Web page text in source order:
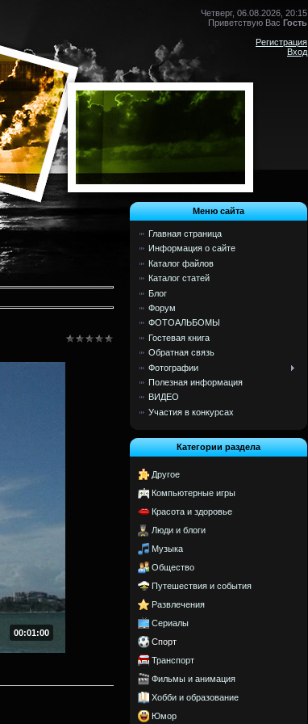
Четверг, 06.08.2026, 20:15
Приветствую Вас Гость
Регистрация
Вход
00:01:00
Меню сайта
Главная страница
Информация о сайте
Каталог файлов
Каталог статей
Блог
Форум
ФОТОАЛЬБОМЫ
Гостевая книга
Обратная связь
Фотографии
Полезная информация
ВИДЕО
Участия в конкурсах
Категории раздела
Другое
Компьютерные игры
Красота и здоровье
Люди и блоги
Музыка
Общество
Путешествия и события
Развлечения
Сериалы
Спорт
Транспорт
Фильмы и анимация
Хобби и образование
Юмор